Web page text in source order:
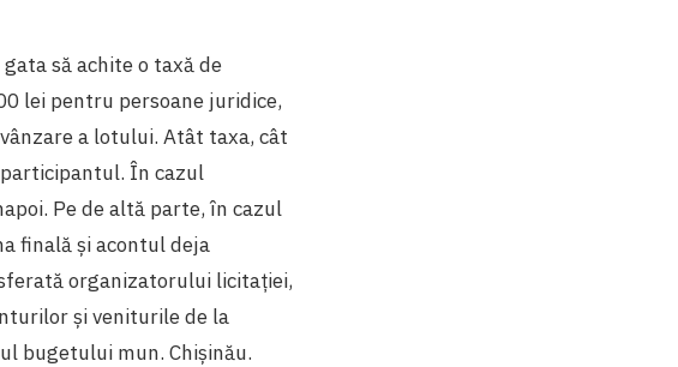
să achite o taxă de
lei pentru persoane juridice,
a lotului. Atât taxa, cât
În cazul
Pe de altă parte, în cazul
finală și acontul deja
organizatorului licitației,
și veniturile de la
bugetului mun. Chișinău.